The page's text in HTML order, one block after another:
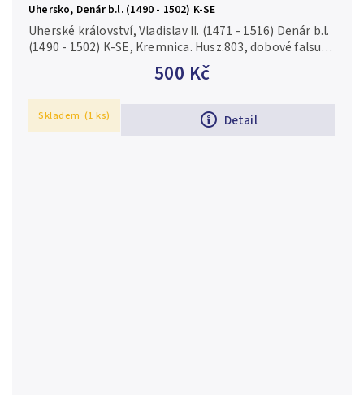
Uhersko, Denár b.l. (1490 - 1502) K-SE
500 Kč
Detail
Uherské království, Vladislav II. (1471 - 1516) Denár b.l.
(1490 - 1502) K-SE, Kremnica. Husz.803, dobové falsum
ke škodě oběhu, obecný kov/Cu
Skladem (1 ks)